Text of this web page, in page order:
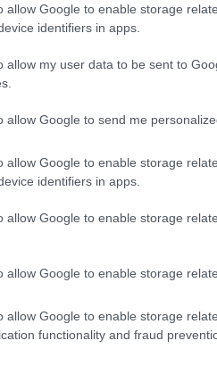
allow Google to enable storage
identifiers in apps.
allow my user data to be sent to
allow Google to send me
allow Google to enable storage
identifiers in apps.
allow Google to enable storage
allow Google to enable storage
allow Google to enable storage
functionality and fraud
έρευνας αποτέλεσε η
το κουβάρι της
το πτώμα με τούβλα και